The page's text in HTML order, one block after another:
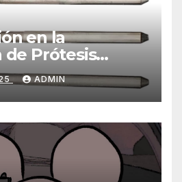
en la
de Prótesis
ADMIN